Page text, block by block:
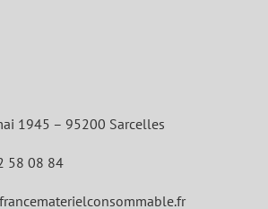
1945 – 95200 Sarcelles
58 08 84